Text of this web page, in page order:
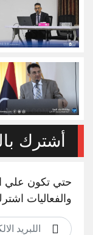
أشترك
حتي تكون علي
والفعاليات